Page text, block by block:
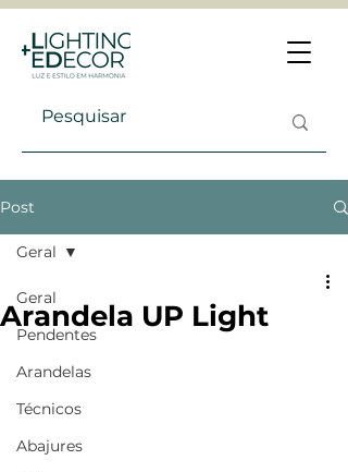
Post
Geral
Pendentes
Arandelas
Técnicos
Abajures
Geral
Arandela UP Light